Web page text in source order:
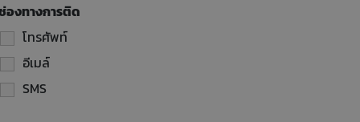
องทางการติด
โทรศัพท์
อีเมล์
SMS